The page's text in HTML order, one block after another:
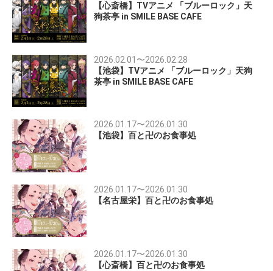
【心斎橋】TVアニメ 「ブルーロック」天
狗茶亭 in SMILE BASE CAFE
2026.02.01 〜2026.02.28
【池袋】TVアニメ 「ブルーロック」天狗
茶亭 in SMILE BASE CAFE
2026.01.17〜2026.01.30
【池袋】百と卍のお食事処
2026.01.17〜2026.01.30
【名古屋栄】百と卍のお食事処
2026.01.17〜2026.01.30
【心斎橋】百と卍のお食事処